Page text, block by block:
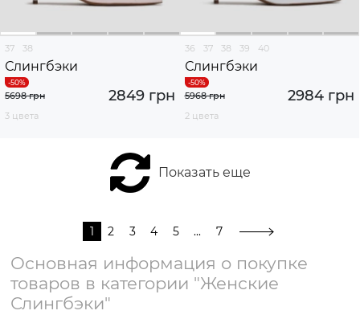
37 38
Слингбэки
2849 грн
5698 грн
3 цвета
36 37 38 39 40
Слингбэки
2984 грн
5968 грн
2 цвета
Показать еще
1 2 3 4 5 ... 7
Основная информация о покупке
товаров в категории "Женские
Слингбэки"